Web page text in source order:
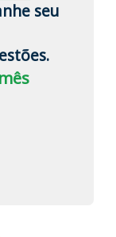
seu